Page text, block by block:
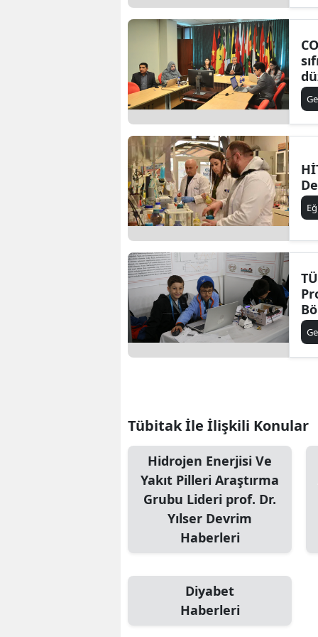
Tübitak İle İlişkili Konular
Hidrojen Enerjisi Ve
Yakıt Pilleri Araştırma
Grubu Lideri prof. Dr.
Yılser Devrim
Haberleri
Diyabet
Haberleri